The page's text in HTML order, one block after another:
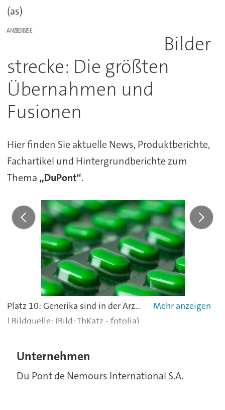
(as)
ANZEIGE
Bilder
strecke: Die größten
Übernahmen und
Fusionen
Hier finden Sie aktuelle News, Produktberichte,
Fachartikel und Hintergrundberichte zum
Thema „DuPont“.
Platz 10: Generika sind in der Arzneimittelbranche weiter gefragt. Branchenprimus Teva Pharmaceutical übernimmt die Generika-Sparte von Allergan (Allergan Generics) für rund 40,5 Mrd. US-Dollar.
(Bild: ThKatz - fotolia)
Unternehmen
Du Pont de Nemours International S.A.